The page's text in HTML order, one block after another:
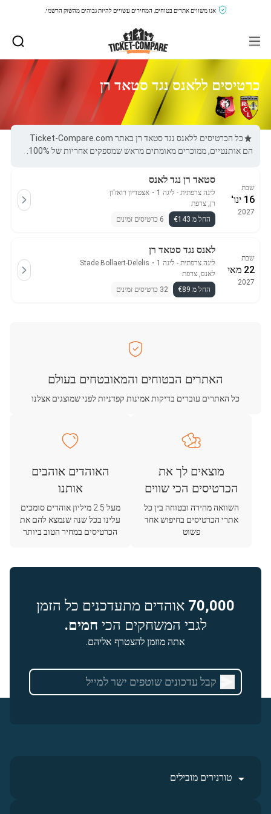
אנו משווים אתרים בטוחים, המחירים עשויים להיות גבוהים מהשוק הרשמי.
כרטיסים ללאנס נגד סטאד רן
כל הכרטיסים ללאנס נגד סטאד רן באתר Ticket-Compare.com
הם אותנטיים, ממוכרים מאומתים מראש שמספקים אחריות של 100%.
שבת
16 ינו'
2027
סטאד רן נגד לאנס
ליגה צרפתית - ליגה 1 ・ אצטדיון רואז'ון
רן, צרפת
החל מ €143
6 כרטיסים זמינים
שבת
22 מאי
2027
לאנס נגד סטאד רן
ליגה צרפתית - ליגה 1 ・
Stade Bollaert-Delelis
לאנס, צרפת
החל מ €89
32 כרטיסים זמינים
האתרים הבטוחים והמאובטחים בעולם
כל האתרים עוברים בדיקות אמינות קפדניות לפני שמוצגים אצלנו
מוצאים לך את
הכרטיסים הכי שווים
השוואה מהירה ובטוחה בין כל
אתרי הכרטיסים בחיפוש אחד
פשוט
האוהדים אוהבים
אותנו
מעל 2.5 מיליון אוהדים סומכים
עלינו בכל שנה שנמצא להם את
הכרטיסים במחיר הטוב ביותר
70,000 אוהדים מתעדכנים כל הזמן
לגבי המשחקים הכי חמים.
אתה מוזמן להצטרף אליהם.
טורנירים מובילים